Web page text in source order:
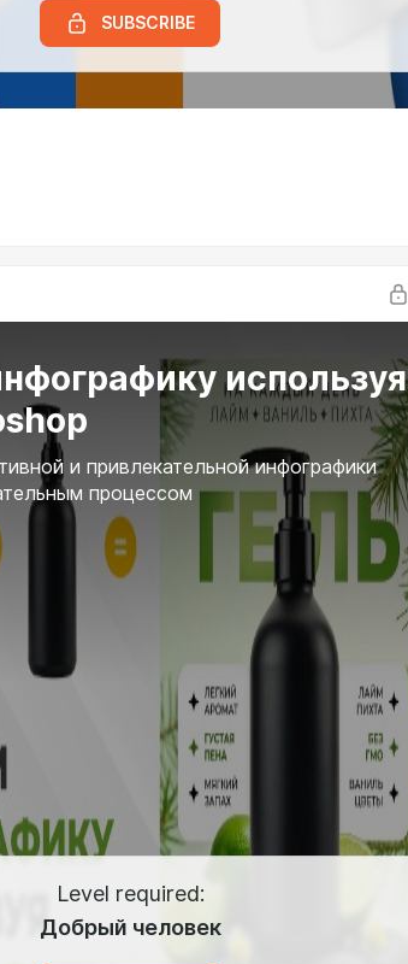
SUBSCRIBE
используя
и привлекательной инфографики
процессом
Level required:
Добрый человек